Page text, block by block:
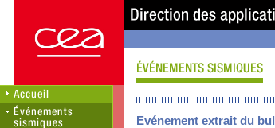
Evénement extrait du